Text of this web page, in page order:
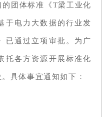
团体标准《T梁工业化
于电力大数据的行业发
已通过立项审批。为广
托各方资源开展标准化
具体事宜通知如下：